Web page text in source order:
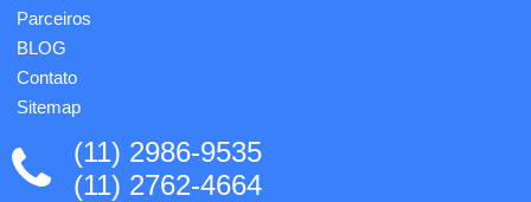
Parceiros
BLOG
Contato
Sitemap
(11) 2986-9535
(11) 2762-4664